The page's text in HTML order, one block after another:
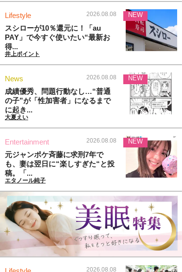
Lifestyle 2026.08.08
スシローが10％還元に！「au
PAY」で今すぐ使いたい“最新お
得...
井上ポイント
NEW
News 2026.08.08
成績優秀、問題行動なし…“普通
の子”が「性加害者」になるまで
に起き...
大夏えい
NEW
Entertainment 2026.08.08
元ジャンポケ斉藤に求刑7年で
も、妻は翌日に“楽しすぎた“と投
稿。「...
エタノール純子
NEW
2026.08.08